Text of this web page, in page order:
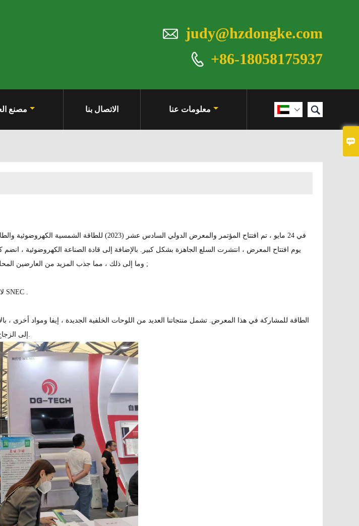

 judy@hzdongke.com
 +86-18058175937
  مصنع الاتصال بنا معلومات عنا
في 24 مايو ، تم افتتاح المؤتمر والمعرض الدولي السادس عشر
يوم افتتاح المعرض ، انتشرت السلع الجاهزة بشكل كبير. بالإضافة إلى قادة الصناعة الكهروضوئية ،
solarspace وما إلى ذلك ، مما جذب المزيد من العارضين المحليين والأجانب للزيارة.&نبسب ;
لا يزال تخزين الطاقة موضوعًا ساخنًا على SNEC .
إلى الزجاج الشمسي ، إلخ. مرحبًا بكم في زيارتكم.